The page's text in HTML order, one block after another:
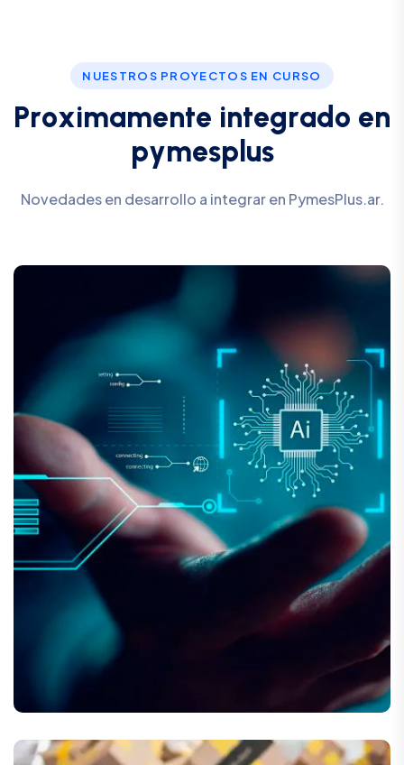
NUESTROS PROYECTOS EN CURSO
Proximamente integrado en
pymesp us
Novedades en desarrollo a integrar en PymesPlus.ar.